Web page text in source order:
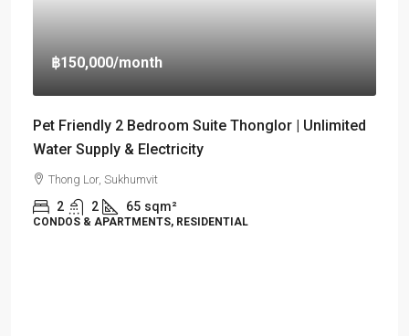
฿150,000/month
Pet Friendly 2 Bedroom Suite Thonglor | Unlimited
Water Supply & Electricity
Thong Lor, Sukhumvit
2 2 65 sqm²
CONDOS & APARTMENTS, RESIDENTIAL